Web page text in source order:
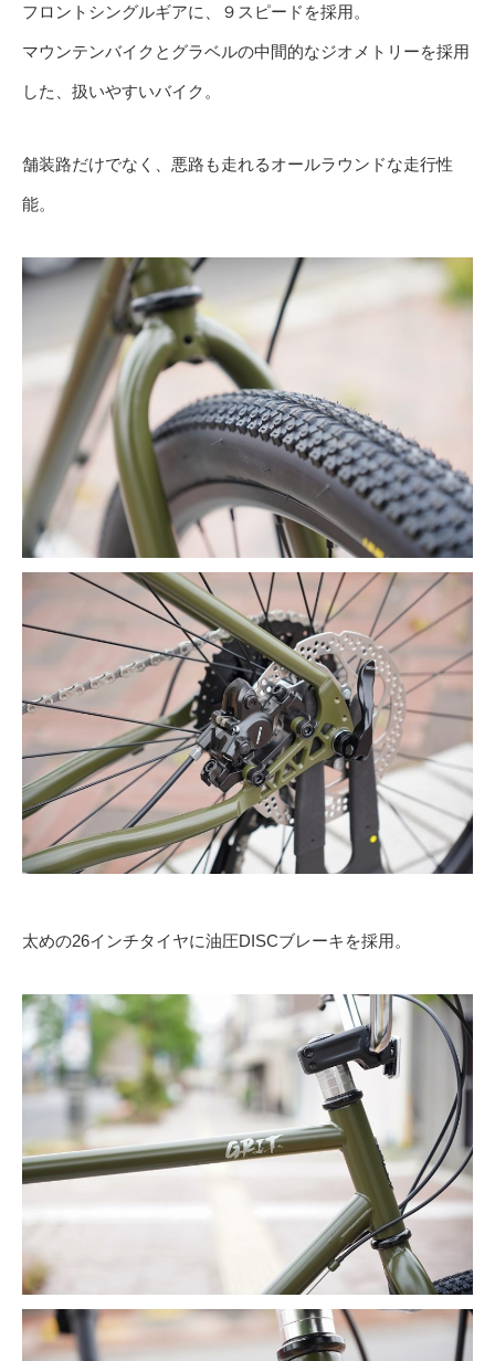
フロントシングルギアに、９スピードを採用。
マウンテンバイクとグラベルの中間的なジオメトリーを採用
した、扱いやすいバイク。
舗装路だけでなく、悪路も走れるオールラウンドな走行性
能。
太めの26インチタイヤに油圧DISCブレーキを採用。